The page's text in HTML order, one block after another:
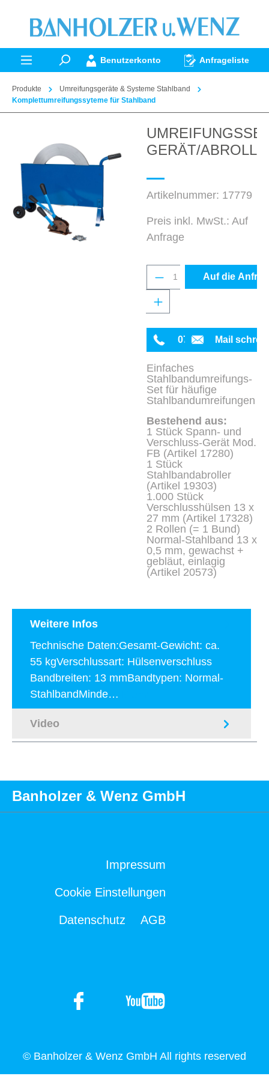
springen
Benutzerkonto Anfrageliste
Produkte
Umreifungsgeräte & Systeme Stahlband
Komplettumreifungssyteme für Stahlband
GERÄT/
Artikelnummer: 17779
Preis inkl. MwSt.: Auf
Anfrage
Produkt Anzahl:
Auf die
0711 342934-0
Mail
Einfaches
Stahlbandumreifungs-
Set für häufige
Stahlbandumreifungen
Bestehend aus:
1 Stück Spann- und
Verschluss-Gerät Mod.
FB (Artikel 17280)
1 Stück
Stahlbandabroller
(Artikel 19303)
1.000 Stück
Verschlusshülsen 13 x
27 mm (Artikel 17328)
2 Rollen (= 1 Bund)
Normal-Stahlband 13 x
0,5 mm, gewachst +
gebläut, einlagig
(Artikel 20573)
Weitere Infos
Technische Daten:Gesamt-Gewicht: ca.
55 kgVerschlussart: Hülsenverschluss
Bandbreiten: 13 mmBandtypen: Normal-
StahlbandMinde…
Video
Banholzer & Wenz GmbH
Impressum
Cookie Einstellungen
Datenschutz AGB
© Banholzer & Wenz GmbH All rights reserved